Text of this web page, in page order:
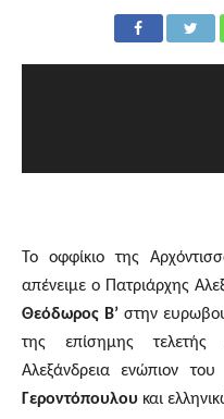
Το οφφίκιο της
απένειμε ο Πατριάρχης
Θεόδωρος Β’στην
της επίσημης
Αλεξάνδρεια ενώπιον
Γεροντόπουλουκαι